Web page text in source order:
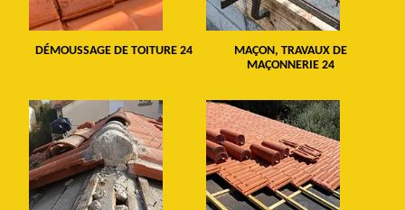
DÉMOUSSAGE DE TOITURE 24
MAÇON, TRAVAUX DE
MAÇONNERIE 24